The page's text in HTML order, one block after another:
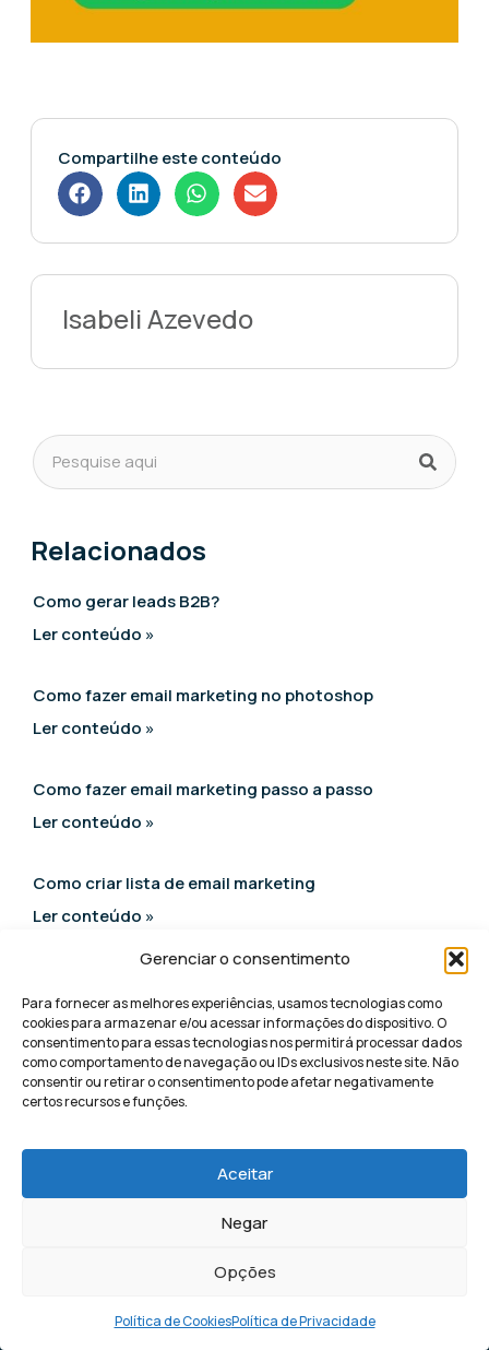
Gerenciar o consentimento
Para fornecer as melhores experiências, usamos tecnologias como
cookies para armazenar e/ou acessar informações do dispositivo. O
consentimento para essas tecnologias nos permitirá processar dados
como comportamento de navegação ou IDs exclusivos neste site. Não
consentir ou retirar o consentimento pode afetar negativamente
certos recursos e funções.
Aceitar
Negar
Opções
Política de CookiesPolítica de Privacidade
Compartilhe este conteúdo
Isabeli Azevedo
Relacionados
Como gerar leads B2B?
Ler conteúdo »
Como fazer email marketing no photoshop
Ler conteúdo »
Como fazer email marketing passo a passo
Ler conteúdo »
Como criar lista de email marketing
Ler conteúdo »
Leads
qualificados
todos os dias
para sua
empresa